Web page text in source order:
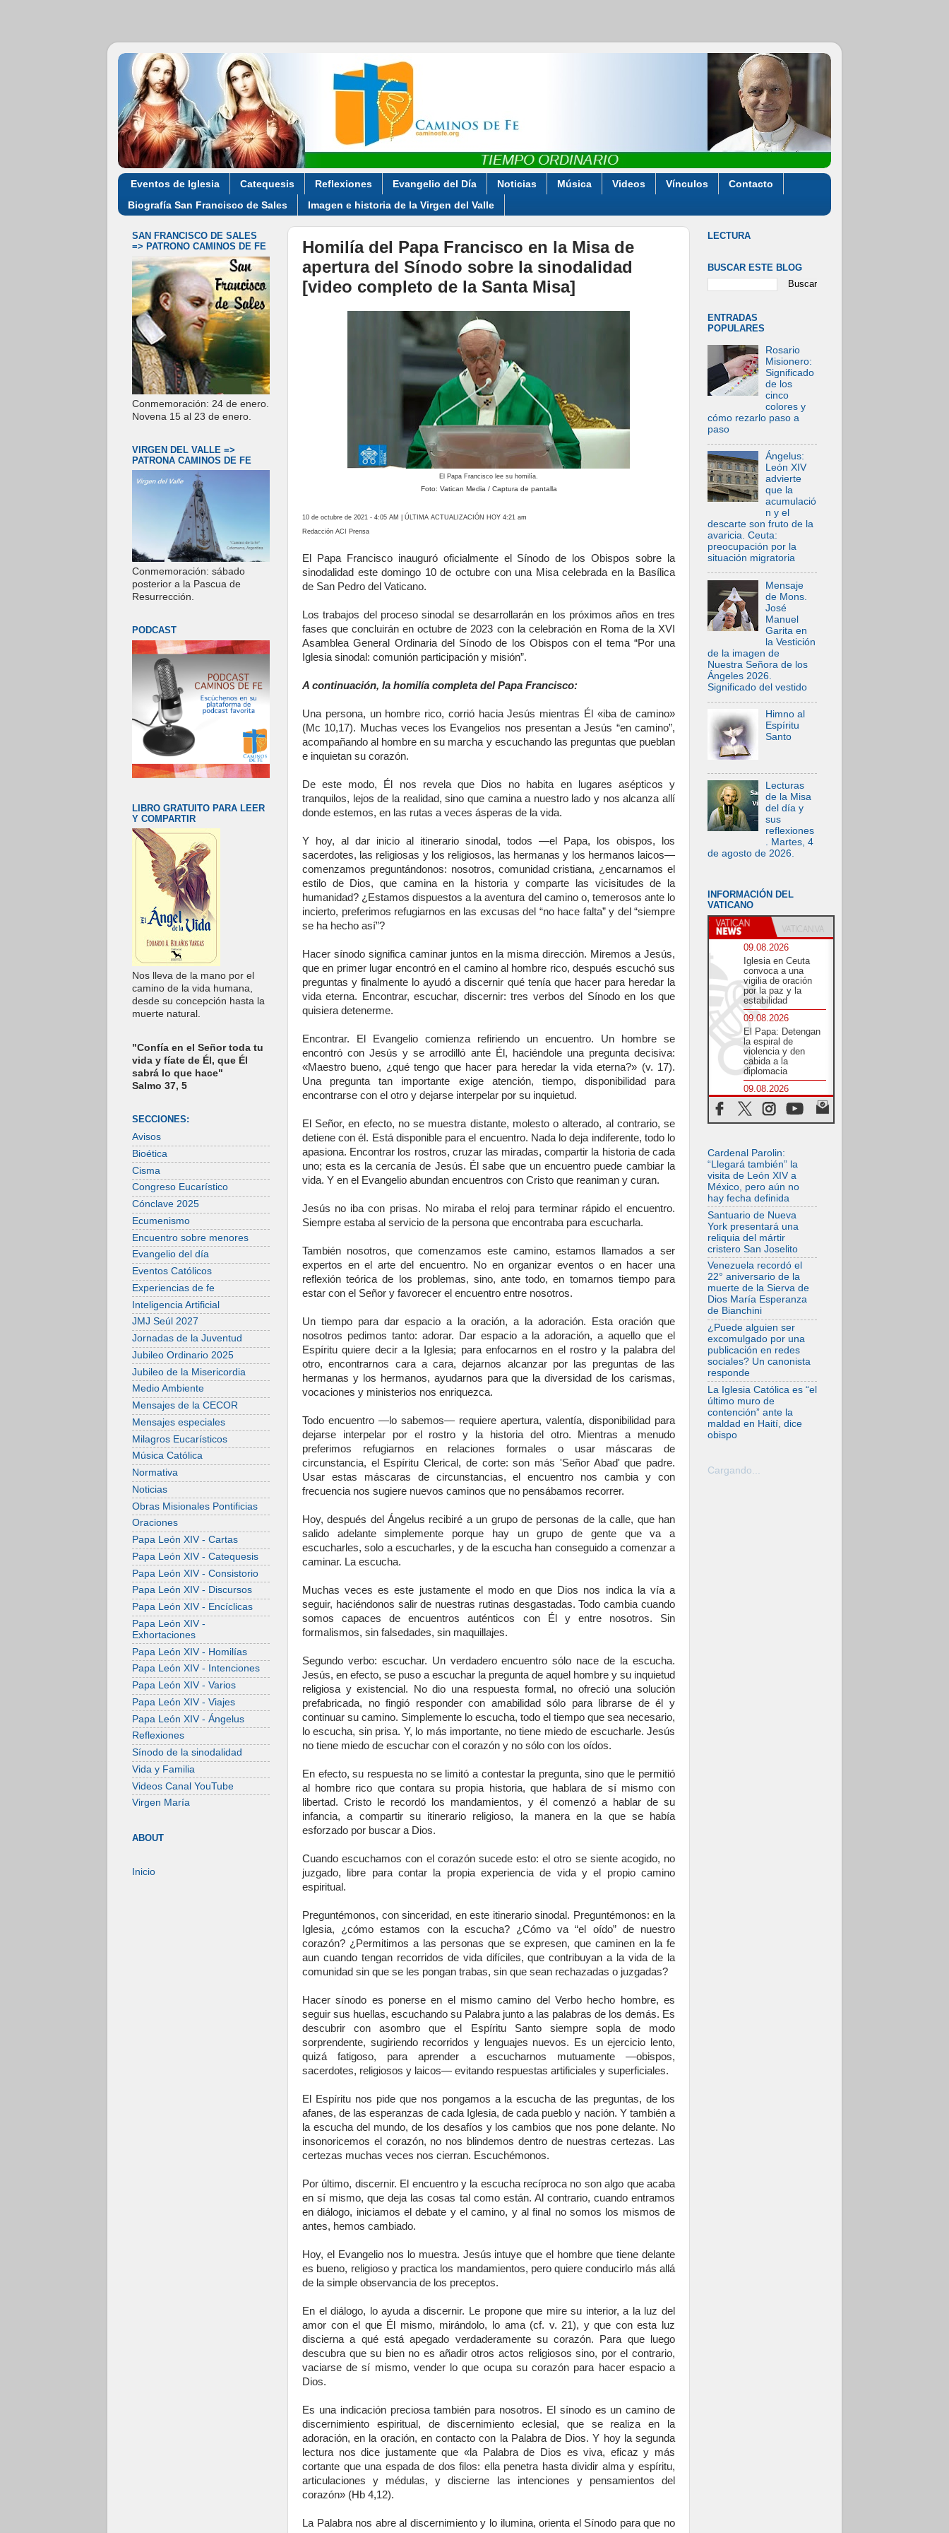
Eventos de Iglesia Catequesis Reflexiones Evangelio del Día Noticias Música Videos Vínculos
Contacto
Biografía San Francisco de Sales
Imagen e historia de la Virgen del Valle
Homilía del Papa Francisco en la Misa de
apertura del Sínodo sobre la sinodalidad
[video completo de la Santa Misa]
El Papa Francisco lee su homilía.
Foto: Vatican Media / Captura de pantalla
10 de octubre de 2021 - 4:05 AM | ÚLTIMA ACTUALIZACIÓN HOY 4:21 am
Redacción ACI Prensa
El Papa Francisco inauguró oficialmente el Sínodo de los Obispos sobre la
sinodalidad este domingo 10 de octubre con una Misa celebrada en la Basílica
de San Pedro del Vaticano.
Los trabajos del proceso sinodal se desarrollarán en los próximos años en tres
fases que concluirán en octubre de 2023 con la celebración en Roma de la XVI
Asamblea General Ordinaria del Sínodo de los Obispos con el tema “Por una
Iglesia sinodal: comunión participación y misión”.
A continuación, la homilía completa del Papa Francisco:
Una persona, un hombre rico, corrió hacia Jesús mientras Él «iba de camino»
(Mc 10,17). Muchas veces los Evangelios nos presentan a Jesús “en camino”,
acompañando al hombre en su marcha y escuchando las preguntas que pueblan
e inquietan su corazón.
De este modo, Él nos revela que Dios no habita en lugares asépticos y
tranquilos, lejos de la realidad, sino que camina a nuestro lado y nos alcanza allí
donde estemos, en las rutas a veces ásperas de la vida.
Y hoy, al dar inicio al itinerario sinodal, todos —el Papa, los obispos, los
sacerdotes, las religiosas y los religiosos, las hermanas y los hermanos laicos—
comenzamos preguntándonos: nosotros, comunidad cristiana, ¿encarnamos el
estilo de Dios, que camina en la historia y comparte las vicisitudes de la
humanidad? ¿Estamos dispuestos a la aventura del camino o, temerosos ante lo
incierto, preferimos refugiarnos en las excusas del “no hace falta” y del “siempre
se ha hecho así”?
Hacer sínodo significa caminar juntos en la misma dirección. Miremos a Jesús,
que en primer lugar encontró en el camino al hombre rico, después escuchó sus
preguntas y finalmente lo ayudó a discernir qué tenía que hacer para heredar la
vida eterna. Encontrar, escuchar, discernir: tres verbos del Sínodo en los que
quisiera detenerme.
Encontrar. El Evangelio comienza refiriendo un encuentro. Un hombre se
encontró con Jesús y se arrodilló ante Él, haciéndole una pregunta decisiva:
«Maestro bueno, ¿qué tengo que hacer para heredar la vida eterna?» (v. 17).
Una pregunta tan importante exige atención, tiempo, disponibilidad para
encontrarse con el otro y dejarse interpelar por su inquietud.
El Señor, en efecto, no se muestra distante, molesto o alterado, al contrario, se
detiene con él. Está disponible para el encuentro. Nada lo deja indiferente, todo lo
apasiona. Encontrar los rostros, cruzar las miradas, compartir la historia de cada
uno; esta es la cercanía de Jesús. Él sabe que un encuentro puede cambiar la
vida. Y en el Evangelio abundan encuentros con Cristo que reaniman y curan.
Jesús no iba con prisas. No miraba el reloj para terminar rápido el encuentro.
Siempre estaba al servicio de la persona que encontraba para escucharla.
También nosotros, que comenzamos este camino, estamos llamados a ser
expertos en el arte del encuentro. No en organizar eventos o en hacer una
reflexión teórica de los problemas, sino, ante todo, en tomarnos tiempo para
estar con el Señor y favorecer el encuentro entre nosotros.
Un tiempo para dar espacio a la oración, a la adoración. Esta oración que
nosotros pedimos tanto: adorar. Dar espacio a la adoración, a aquello que el
Espíritu quiere decir a la Iglesia; para enfocarnos en el rostro y la palabra del
otro, encontrarnos cara a cara, dejarnos alcanzar por las preguntas de las
hermanas y los hermanos, ayudarnos para que la diversidad de los carismas,
vocaciones y ministerios nos enriquezca.
Todo encuentro —lo sabemos— requiere apertura, valentía, disponibilidad para
dejarse interpelar por el rostro y la historia del otro. Mientras a menudo
preferimos refugiarnos en relaciones formales o usar máscaras de
circunstancia, el Espíritu Clerical, de corte: son más 'Señor Abad' que padre.
Usar estas máscaras de circunstancias, el encuentro nos cambia y con
frecuencia nos sugiere nuevos caminos que no pensábamos recorrer.
Hoy, después del Ángelus recibiré a un grupo de personas de la calle, que han
salido adelante simplemente porque hay un grupo de gente que va a
escucharles, solo a escucharles, y de la escucha han conseguido a comenzar a
caminar. La escucha.
Muchas veces es este justamente el modo en que Dios nos indica la vía a
seguir, haciéndonos salir de nuestras rutinas desgastadas. Todo cambia cuando
somos capaces de encuentros auténticos con Él y entre nosotros. Sin
formalismos, sin falsedades, sin maquillajes.
Segundo verbo: escuchar. Un verdadero encuentro sólo nace de la escucha.
Jesús, en efecto, se puso a escuchar la pregunta de aquel hombre y su inquietud
religiosa y existencial. No dio una respuesta formal, no ofreció una solución
prefabricada, no fingió responder con amabilidad sólo para librarse de él y
continuar su camino. Simplemente lo escucha, todo el tiempo que sea necesario,
lo escucha, sin prisa. Y, lo más importante, no tiene miedo de escucharle. Jesús
no tiene miedo de escuchar con el corazón y no sólo con los oídos.
En efecto, su respuesta no se limitó a contestar la pregunta, sino que le permitió
al hombre rico que contara su propia historia, que hablara de sí mismo con
libertad. Cristo le recordó los mandamientos, y él comenzó a hablar de su
infancia, a compartir su itinerario religioso, la manera en la que se había
esforzado por buscar a Dios.
Cuando escuchamos con el corazón sucede esto: el otro se siente acogido, no
juzgado, libre para contar la propia experiencia de vida y el propio camino
espiritual.
Preguntémonos, con sinceridad, en este itinerario sinodal. Preguntémonos: en la
Iglesia, ¿cómo estamos con la escucha? ¿Cómo va “el oído” de nuestro
corazón? ¿Permitimos a las personas que se expresen, que caminen en la fe
aun cuando tengan recorridos de vida difíciles, que contribuyan a la vida de la
comunidad sin que se les pongan trabas, sin que sean rechazadas o juzgadas?
Hacer sínodo es ponerse en el mismo camino del Verbo hecho hombre, es
seguir sus huellas, escuchando su Palabra junto a las palabras de los demás. Es
descubrir con asombro que el Espíritu Santo siempre sopla de modo
sorprendente, sugiriendo recorridos y lenguajes nuevos. Es un ejercicio lento,
quizá fatigoso, para aprender a escucharnos mutuamente —obispos,
sacerdotes, religiosos y laicos— evitando respuestas artificiales y superficiales.
El Espíritu nos pide que nos pongamos a la escucha de las preguntas, de los
afanes, de las esperanzas de cada Iglesia, de cada pueblo y nación. Y también a
la escucha del mundo, de los desafíos y los cambios que nos pone delante. No
insonoricemos el corazón, no nos blindemos dentro de nuestras certezas. Las
certezas muchas veces nos cierran. Escuchémonos.
Por último, discernir. El encuentro y la escucha recíproca no son algo que acaba
en sí mismo, que deja las cosas tal como están. Al contrario, cuando entramos
en diálogo, iniciamos el debate y el camino, y al final no somos los mismos de
antes, hemos cambiado.
Hoy, el Evangelio nos lo muestra. Jesús intuye que el hombre que tiene delante
es bueno, religioso y practica los mandamientos, pero quiere conducirlo más allá
de la simple observancia de los preceptos.
En el diálogo, lo ayuda a discernir. Le propone que mire su interior, a la luz del
amor con el que Él mismo, mirándolo, lo ama (cf. v. 21), y que con esta luz
discierna a qué está apegado verdaderamente su corazón. Para que luego
descubra que su bien no es añadir otros actos religiosos sino, por el contrario,
vaciarse de sí mismo, vender lo que ocupa su corazón para hacer espacio a
Dios.
Es una indicación preciosa también para nosotros. El sínodo es un camino de
discernimiento espiritual, de discernimiento eclesial, que se realiza en la
adoración, en la oración, en contacto con la Palabra de Dios. Y hoy la segunda
lectura nos dice justamente que «la Palabra de Dios es viva, eficaz y más
cortante que una espada de dos filos: ella penetra hasta dividir alma y espíritu,
articulaciones y médulas, y discierne las intenciones y pensamientos del
corazón» (Hb 4,12).
La Palabra nos abre al discernimiento y lo ilumina, orienta el Sínodo para que no
SAN FRANCISCO DE SALES
=> PATRONO CAMINOS DE FE
Conmemoración: 24 de enero.
Novena 15 al 23 de enero.
VIRGEN DEL VALLE =>
PATRONA CAMINOS DE FE
Conmemoración: sábado
posterior a la Pascua de
Resurrección.
PODCAST
LIBRO GRATUITO PARA LEER
Y COMPARTIR
Nos lleva de la mano por el
camino de la vida humana,
desde su concepción hasta la
muerte natural.
"Confía en el Señor toda tu
vida y fíate de Él, que Él
sabrá lo que hace"
Salmo 37, 5
SECCIONES:
Avisos
Bioética
Cisma
Congreso Eucarístico
Cónclave 2025
Ecumenismo
Encuentro sobre menores
Evangelio del día
Eventos Católicos
Experiencias de fe
Inteligencia Artificial
JMJ Seúl 2027
Jornadas de la Juventud
Jubileo Ordinario 2025
Jubileo de la Misericordia
Medio Ambiente
Mensajes de la CECOR
Mensajes especiales
Milagros Eucarísticos
Música Católica
Normativa
Noticias
Obras Misionales Pontificias
Oraciones
Papa León XIV - Cartas
Papa León XIV - Catequesis
Papa León XIV - Consistorio
Papa León XIV - Discursos
Papa León XIV - Encíclicas
Papa León XIV -
Exhortaciones
Papa León XIV - Homilías
Papa León XIV - Intenciones
Papa León XIV - Varios
Papa León XIV - Viajes
Papa León XIV - Ángelus
Reflexiones
Sínodo de la sinodalidad
Vida y Familia
Videos Canal YouTube
Virgen María
ABOUT
Inicio
LECTURA
BUSCAR ESTE BLOG
ENTRADAS
POPULARES
Rosario
Misionero:
Significado
de los
cinco
colores y
cómo rezarlo paso a
paso
Ángelus:
León XIV
advierte
que la
acumulació
n y el
descarte son fruto de la
avaricia. Ceuta:
preocupación por la
situación migratoria
Mensaje
de Mons.
José
Manuel
Garita en
la Vestición
de la imagen de
Nuestra Señora de los
Ángeles 2026.
Significado del vestido
Himno al
Espíritu
Santo
Lecturas
de la Misa
del día y
sus
reflexiones
. Martes, 4
de agosto de 2026.
INFORMACIÓN DEL
VATICANO
09.08.2026
Iglesia en Ceuta
convoca a una
vigilia de oración
por la paz y la
estabilidad
09.08.2026
El Papa: Detengan
la espiral de
violencia y den
cabida a la
diplomacia
09.08.2026
León XIV: Confiar
en Dios, no
desesperarnos en la
08.08.2026
En Castel Gandolfo,
el tapiz de Raffaello
sobre el sermón de
San Pablo
08.08.2026
En Colombia, «la
paz no se compra
con una firma»
08.08.2026
En Venezuela
celebraron los 416
años del Santo
Cristo de La Grita
08.08.2026
El Papa: en Santa
Ágata
contemplamos la
victoria del amor
sobre la muerte
08.08.2026
León XIV visitará el
Santuario de la
Madre del Buen
Filipinas: el
Cardenal Parolin:
“Llegará también” la
visita de León XIV a
México, pero aún no
hay fecha definida
Santuario de Nueva
York presentará una
reliquia del mártir
cristero San Joselito
Venezuela recordó el
22° aniversario de la
muerte de la Sierva de
Dios María Esperanza
de Bianchini
¿Puede alguien ser
excomulgado por una
publicación en redes
sociales? Un canonista
responde
La Iglesia Católica es “el
último muro de
contención” ante la
maldad en Haití, dice
obispo
Cargando...